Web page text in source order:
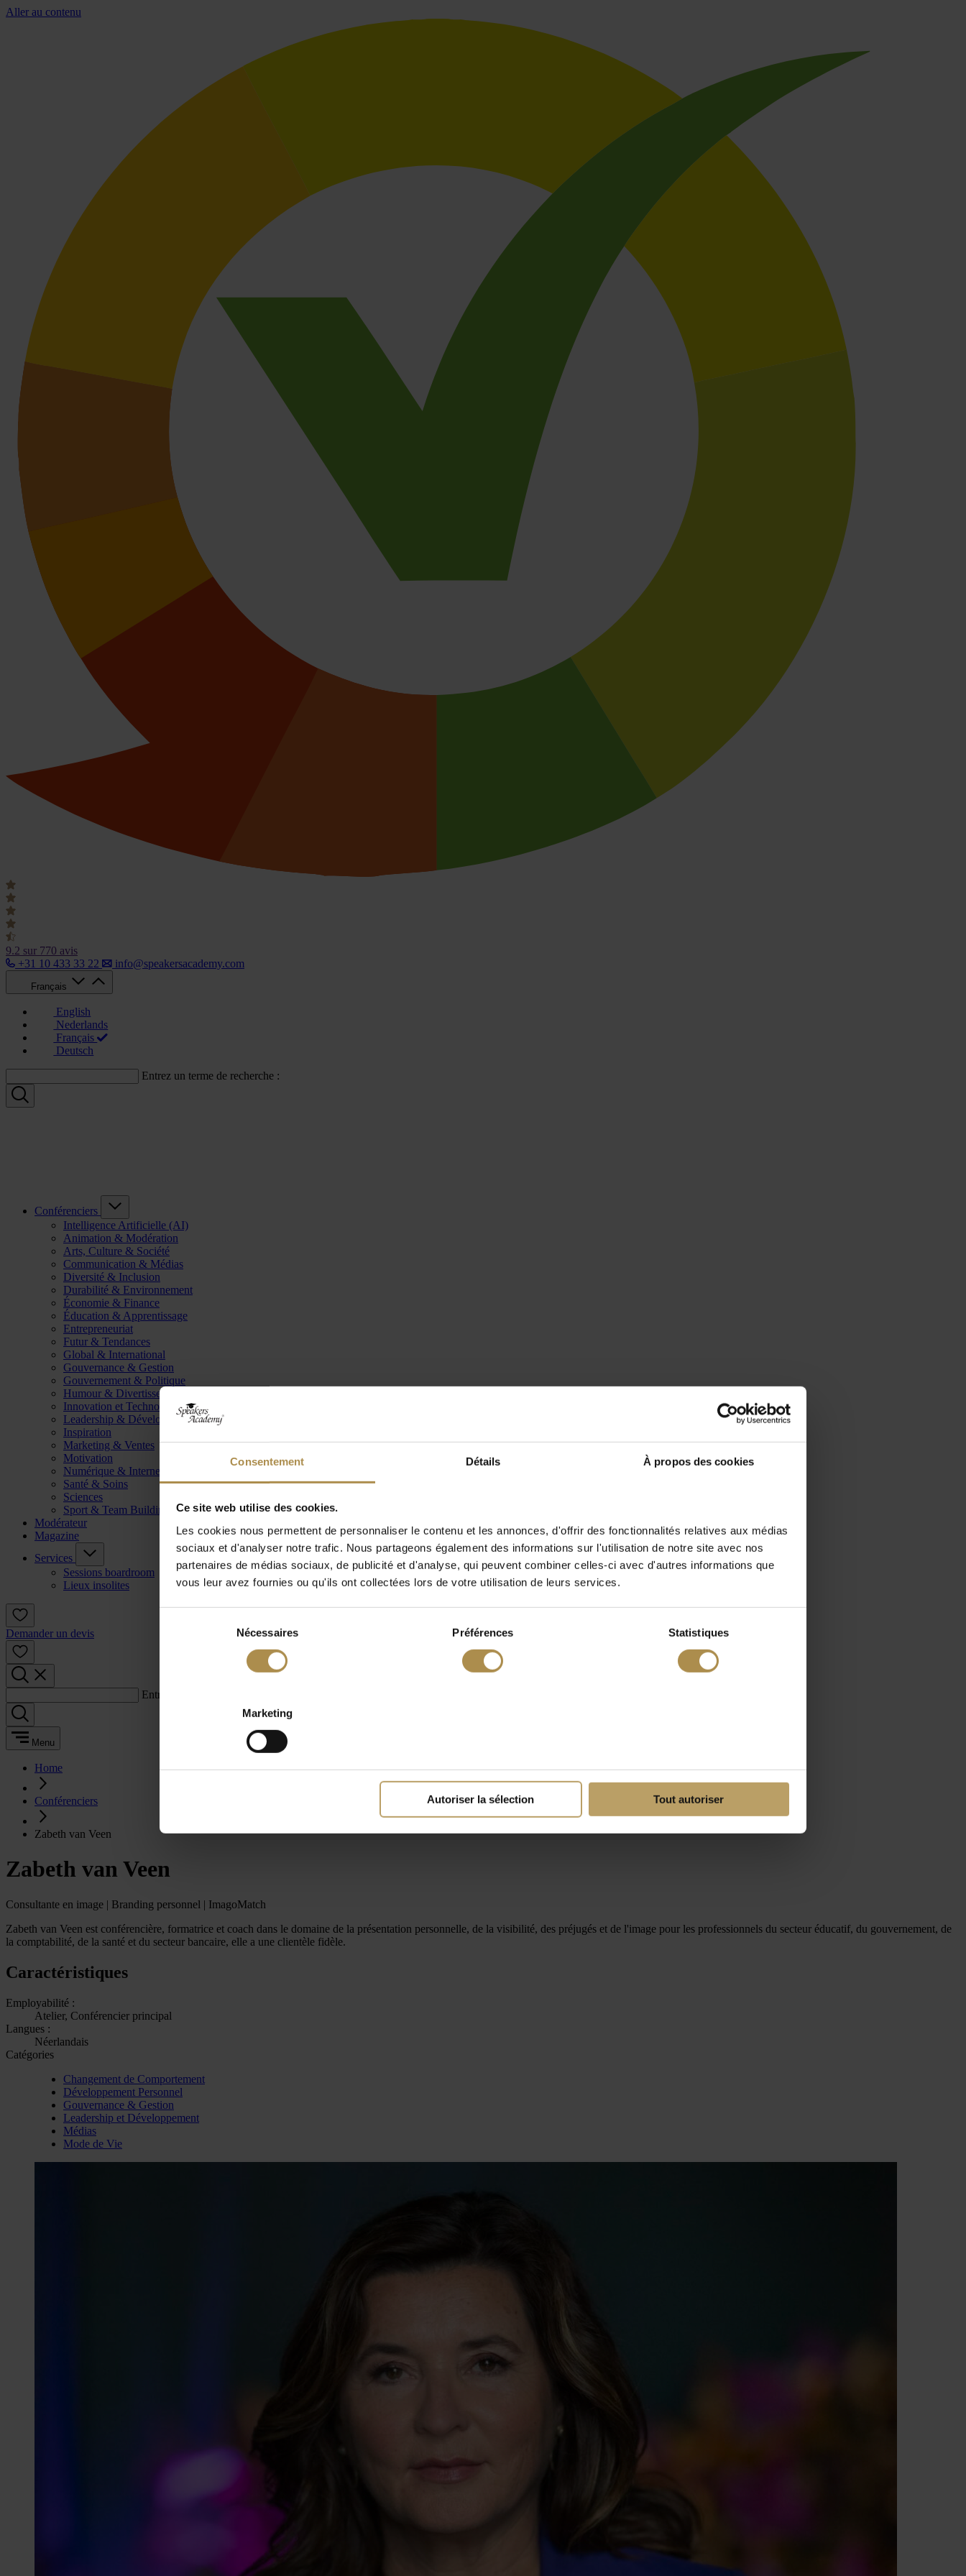
Consentement Détails À propos des cookies
Ce site web utilise des cookies.
Les cookies nous permettent de personnaliser le contenu et les annonces, d'offrir des fonctionnalités relatives aux médias
sociaux et d'analyser notre trafic. Nous partageons également des informations sur l'utilisation de notre site avec nos
partenaires de médias sociaux, de publicité et d'analyse, qui peuvent combiner celles-ci avec d'autres informations que
vous leur avez fournies ou qu'ils ont collectées lors de votre utilisation de leurs services.
Nécessaires Préférences Statistiques
Marketing
Autoriser la sélection Tout autoriser
Aller au contenu
9.2 sur 770 avis
+31 10 433 33 22
info@speakersacademy.com
Français
English
Nederlands
Français
Deutsch
Entrez un terme de recherche :
Conférenciers
Intelligence Artificielle (AI)
Animation & Modération
Arts, Culture & Société
Communication & Médias
Diversité & Inclusion
Durabilité & Environnement
Économie & Finance
Éducation & Apprentissage
Entrepreneuriat
Futur & Tendances
Global & International
Gouvernance & Gestion
Gouvernement & Politique
Humour & Divertissement
Innovation et Technologie
Leadership & Développement
Inspiration
Marketing & Ventes
Motivation
Numérique & Internet
Santé & Soins
Sciences
Sport & Team Building
Modérateur
Magazine
Services
Sessions boardroom
Lieux insolites
Demander un devis
Entrez un terme de recherche :
Menu
Home
Conférenciers
Zabeth van Veen
Zabeth van Veen
Consultante en image | Branding personnel | ImagoMatch
Zabeth van Veen est conférencière, formatrice et coach dans le domaine de la présentation personnelle, de la visibilité, des préjugés et de l'image pour les professionnels du secteur éducatif, du gouvernement, de
la comptabilité, de la santé et du secteur bancaire, elle a une clientèle fidèle.
Caractéristiques
Employabilité :
Atelier, Conférencier principal
Langues :
Néerlandais
Catégories
Changement de Comportement
Développement Personnel
Gouvernance & Gestion
Leadership et Développement
Médias
Mode de Vie